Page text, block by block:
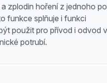
zplodin hoření z jednoho
funkce splňuje i funkci
použit pro přívod i odvod
potrubí.